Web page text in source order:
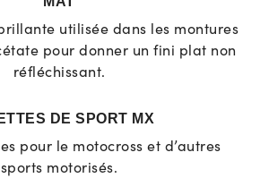
utilisée dans les montures
pour donner un fini plat non
réfléchissant.
DE SPORT MX
pour le motocross et d’autres
sports motorisés.